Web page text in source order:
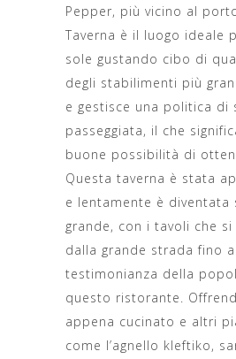
Pepper, più vicino al
Taverna è il luogo ideale
sole gustando cibo di
degli stabilimenti più
e gestisce una politica di
passeggiata, il che
buone possibilità di
Questa taverna è stata
e lentamente è diventata
grande, con i tavoli che si
dalla grande strada fino
testimonianza della
questo ristorante.
appena cucinato e altri
come l’agnello kleftiko,